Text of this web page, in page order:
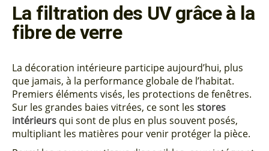
La filtration des UV grâce à la
fibre de verre
La décoration intérieure participe aujourd’hui, plus
que jamais, à la performance globale de l’habitat.
Premiers éléments visés, les protections de fenêtres.
Sur les grandes baies vitrées, ce sont les stores
intérieurs qui sont de plus en plus souvent posés,
multipliant les matières pour venir protéger la pièce.